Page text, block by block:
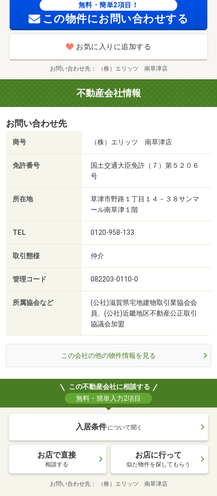
無料・簡単2項目！
この物件にお問い合わせする
お気に入りに追加する
お問い合わせ先 （株）エリッツ 南草津店
不動産会社情報
お問い合わせ先
商号 （株）エリッツ 南草津店
免許番号
国土交通大臣免許（７）第５２０６
号
所在地
草津市野路１丁目１４－３８サンマ
ール南草津１階
TEL 0120-958-133
取引態様 仲介
管理コード 082203-0110-0
所属協会など
(公社)滋賀県宅地建物取引業協会会
員、(公社)近畿地区不動産公正取引
協議会加盟
この会社の他の物件情報を見る
この不動産会社に相談する
無料・簡単入力2項目
入居条件 について聞く
お店で直接
相談する
お店に行って
似た物件を探してもらう
お問い合わせ先 （株）エリッツ 南草津店